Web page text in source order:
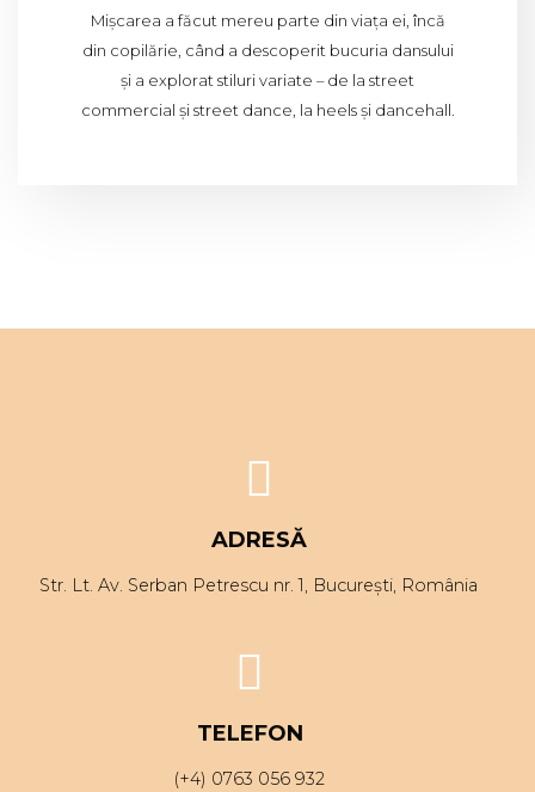
Mișcarea a făcut mereu parte din viața ei, încă
din copilărie, când a descoperit bucuria dansului
și a explorat stiluri variate – de la street
commercial și street dance, la heels și dancehall.
ADRESĂ
Str. Lt. Av. Serban Petrescu nr. 1, București, România
TELEFON
(+4) 0763 056 932